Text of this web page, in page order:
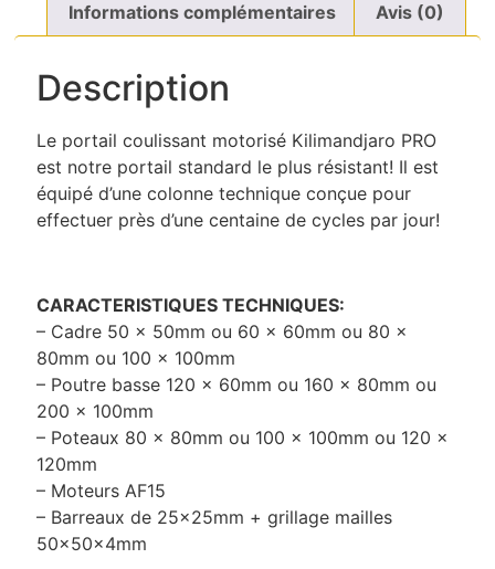
Informations complémentaires Avis (0)
Description
Le portail coulissant motorisé Kilimandjaro PRO
est notre portail standard le plus résistant! Il est
équipé d’une colonne technique conçue pour
effectuer près d’une centaine de cycles par jour!
CARACTERISTIQUES TECHNIQUES:
– Cadre 50 x 50mm ou 60 x 60mm ou 80 x
80mm ou 100 x 100mm
– Poutre basse 120 x 60mm ou 160 x 80mm ou
200 x 100mm
– Poteaux 80 x 80mm ou 100 x 100mm ou 120 x
120mm
– Moteurs AF15
– Barreaux de 25x25mm + grillage mailles
50x50x4mm